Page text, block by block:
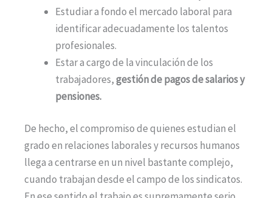
Estudiar a fondo el mercado laboral para
identificar adecuadamente los talentos
profesionales.
Estar a cargo de la vinculación de los
trabajadores,gestión de pagos de salarios y
pensiones.
De hecho, el compromiso de quienes estudian el
grado en relaciones laborales y recursos humanos
llega a centrarse en un nivel bastante complejo,
cuando trabajan desde el campo de los sindicatos.